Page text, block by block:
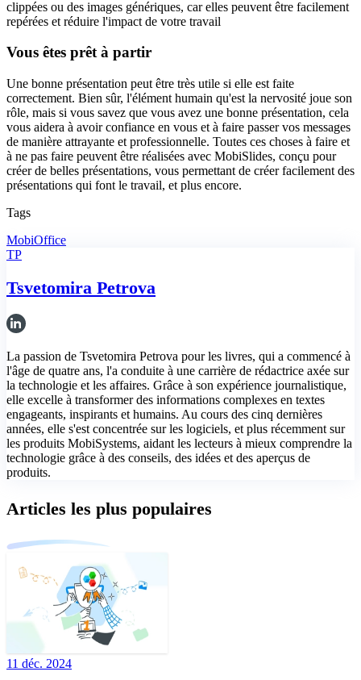
clippées ou des images génériques, car elles peuvent être facilement
repérées et réduire l'impact de votre travail
Vous êtes prêt à partir
Une bonne présentation peut être très utile si elle est faite
correctement. Bien sûr, l'élément humain qu'est la nervosité joue son
rôle, mais si vous savez que vous avez une bonne présentation, cela
vous aidera à avoir confiance en vous et à faire passer vos messages
de manière attrayante et professionnelle. Toutes ces choses à faire et
à ne pas faire peuvent être réalisées avec MobiSlides, conçu pour
créer de belles présentations, vous permettant de créer facilement des
présentations qui font le travail, et plus encore.
Tags
MobiOffice
TP
Tsvetomira Petrova
La passion de Tsvetomira Petrova pour les livres, qui a commencé à
l'âge de quatre ans, l'a conduite à une carrière de rédactrice axée sur
la technologie et les affaires. Grâce à son expérience journalistique,
elle excelle à transformer des informations complexes en textes
engageants, inspirants et humains. Au cours des cinq dernières
années, elle s'est concentrée sur les logiciels, et plus récemment sur
les produits MobiSystems, aidant les lecteurs à mieux comprendre la
technologie grâce à des conseils, des idées et des aperçus de
produits.
Articles les plus populaires
11 déc. 2024